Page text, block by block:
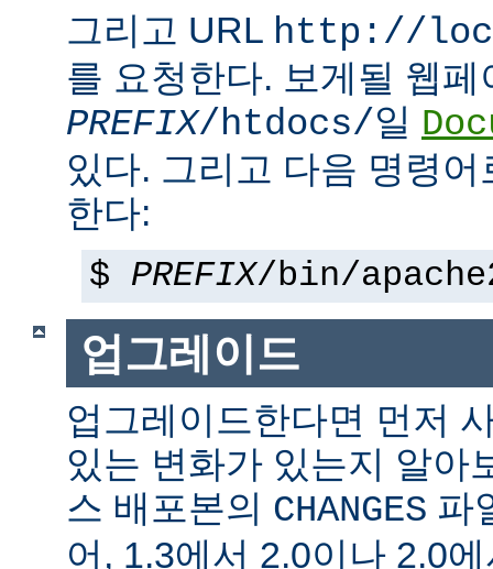
그리고 URL http://
를 요청한다. 보게될 웹
PREFIX/htdocs/일
있다. 그리고 다음 명령
한다:
$ PREFIX/bin/
업그레이드
업그레이드한다면 먼저
있는 변화가 있는지 알아
스 배포본의 CHANGES 파
어, 1.3에서 2.0이나 2.0